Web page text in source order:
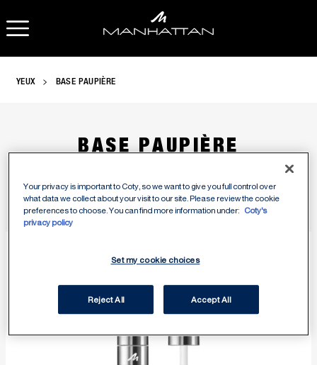
OUVRIR LA NAVIGATION
YEUX BASE PAUPIÈRE
BASE PAUPIÈRE
Your privacy is important to Coty, so we want to give you full control over
what data we collect about your visit to our site. Please review the cookie
preferences to choose. You can find more information under:
Coty's
privacy policy
Set my cookie choices
Reject All Accept All